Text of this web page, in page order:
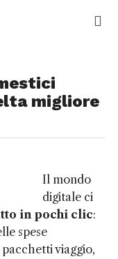
migliore
Il mondo
digitale ci
in pochi clic:
spese
viaggio,